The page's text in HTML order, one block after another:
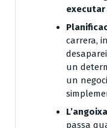
executar
carrera,
un
un
passa